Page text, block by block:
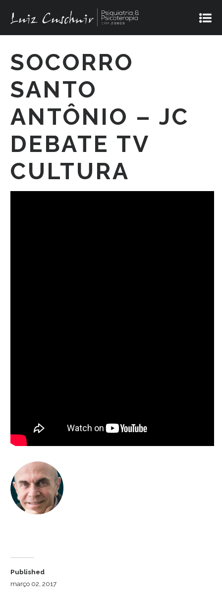
SOCORRO
SANTO
ANTÔNIO – JC
DEBATE TV
CULTURA
Published
março 02, 2017